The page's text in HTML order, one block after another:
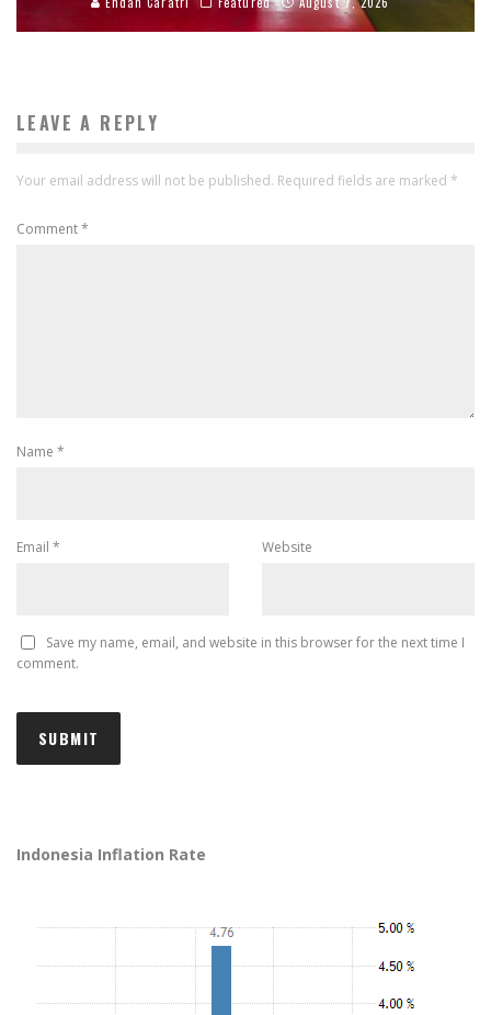
LEAVE A REPLY
Your email address will not be published. Required fields are marked *
Comment*
Name *
Email * Website
Save my name, email, and website in this browser for the next time I
comment.
Indonesia Inflation Rate